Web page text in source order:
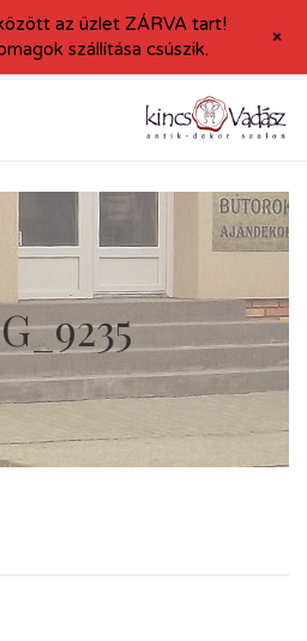
az üzlet ZÁRVA tart!
szállítása csúszik.
+